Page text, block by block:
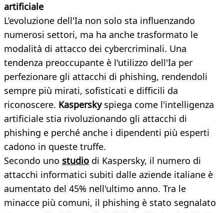
artificiale
L’evoluzione dell'Ia non solo sta influenzando
numerosi settori, ma ha anche trasformato le
modalità di attacco dei cybercriminali. Una
tendenza preoccupante è l'utilizzo dell'Ia per
perfezionare gli attacchi di phishing, rendendoli
sempre più mirati, sofisticati e difficili da
riconoscere. Kasperskyspiega come l'intelligenza
artificiale stia rivoluzionando gli attacchi di
phishing e perché anche i dipendenti più esperti
cadono in queste truffe.
Secondo uno studio di Kaspersky, il numero di
attacchi informatici subiti dalle aziende italiane è
aumentato del 45% nell'ultimo anno. Tra le
minacce più comuni, il phishing è stato segnalato